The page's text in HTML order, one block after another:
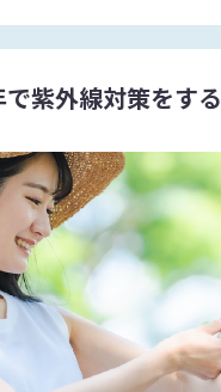
で紫外線対策をする